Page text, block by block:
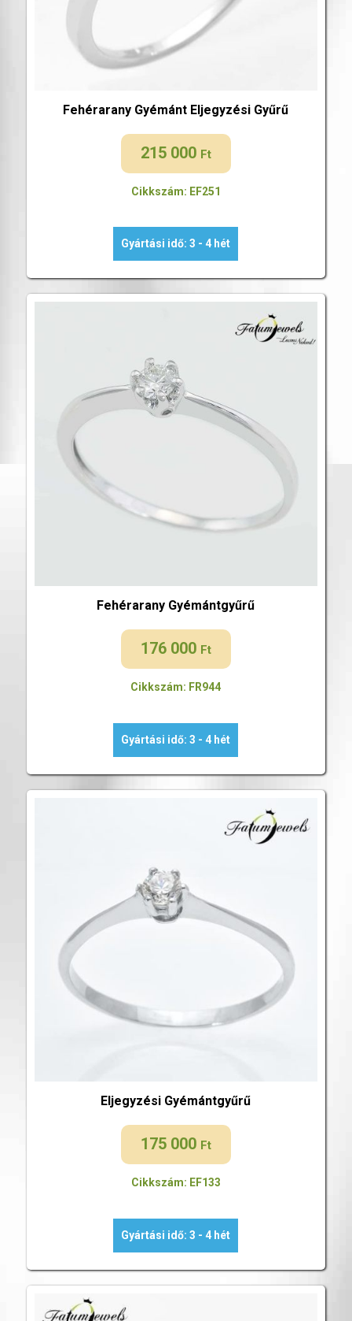
Fehérarany Gyémánt Eljegyzési Gyűrű
215 000 Ft
Cikkszám: EF251
Gyártási idő: 3 - 4 hét
Fehérarany Gyémántgyűrű
176 000 Ft
Cikkszám: FR944
Gyártási idő: 3 - 4 hét
Eljegyzési Gyémántgyűrű
175 000 Ft
Cikkszám: EF133
Gyártási idő: 3 - 4 hét